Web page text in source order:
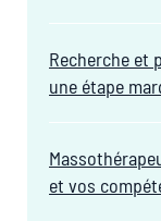
Recherche et
une étape
et vos